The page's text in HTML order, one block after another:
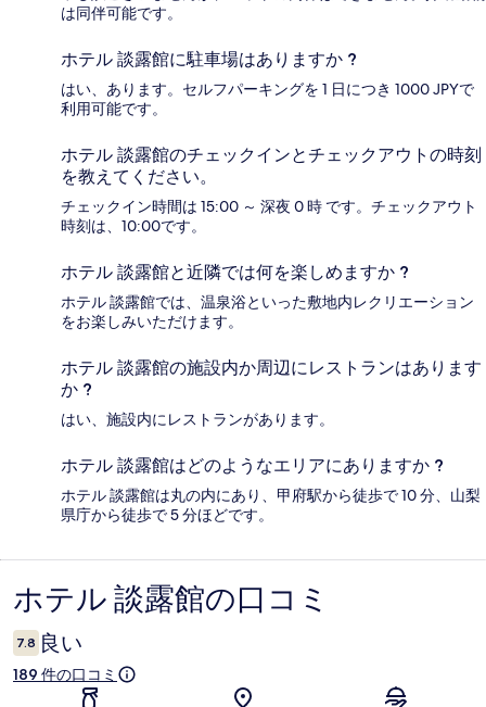
は同伴可能です。
ホテル 談露館に駐車場はありますか ?
はい、あります。セルフパーキングを 1 日につき 1000 JPYで
利用可能です。
ホテル 談露館のチェックインとチェックアウトの時刻
を教えてください。
チェックイン時間は 15:00 ～ 深夜 0 時 です。チェックアウト
時刻は、10:00です。
ホテル 談露館と近隣では何を楽しめますか ?
ホテル 談露館では、温泉浴といった敷地内レクリエーション
をお楽しみいただけます。
ホテル 談露館の施設内か周辺にレストランはあります
か ?
はい、施設内にレストランがあります。
ホテル 談露館はどのようなエリアにありますか ?
ホテル 談露館は丸の内にあり、甲府駅から徒歩で 10 分、山梨
県庁から徒歩で 5 分ほどです。
口
コ
ミ
ホテル 談露館の口コミ
7.8 良い
189 件の口コミ